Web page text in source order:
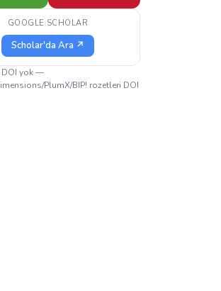
GOOGLE SCHOLAR
Scholar'da Ara ↗
DOI yok —
PlumX/BIP! rozetleri DOI